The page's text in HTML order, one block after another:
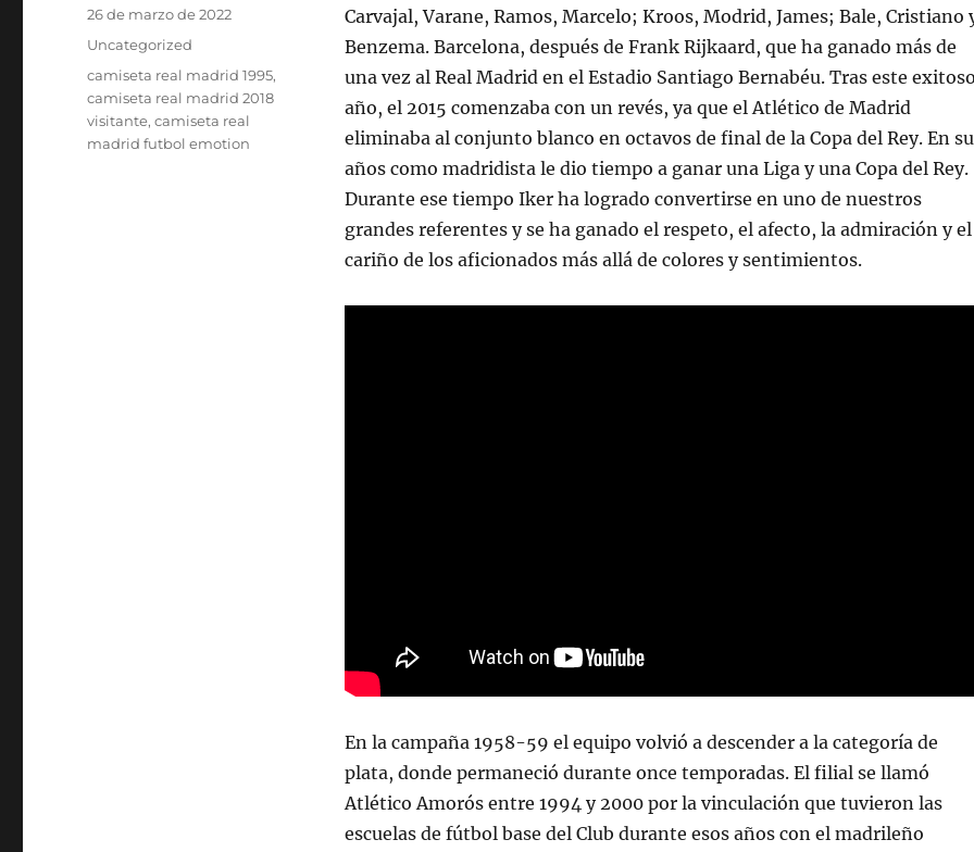
Carvajal, Varane, Ramos, Marcelo; Kroos, Modrid, James; Bale, Cristiano
Benzema. Barcelona, después de Frank Rijkaard, que ha ganado más de
una vez al Real Madrid en el Estadio Santiago Bernabéu. Tras este
año, el 2015 comenzaba con un revés, ya que el Atlético de Madrid
eliminaba al conjunto blanco en octavos de final de la Copa del Rey. En
años como madridista le dio tiempo a ganar una Liga y una Copa del Rey.
Durante ese tiempo Iker ha logrado convertirse en uno de nuestros
grandes referentes y se ha ganado el respeto, el afecto, la admiración y el
cariño de los aficionados más allá de colores y sentimientos.
En la campaña 1958-59 el equipo volvió a descender a la categoría de
plata, donde permaneció durante once temporadas. El filial se llamó
Atlético Amorós entre 1994 y 2000 por la vinculación que tuvieron las
escuelas de fútbol base del Club durante esos años con el madrileño
Publicado
26 de marzo de 2022
Categorías
Uncategorized
Etiquetas
camiseta real madrid 1995,
camiseta real madrid 2018
visitante,camiseta real
madrid futbol emotion